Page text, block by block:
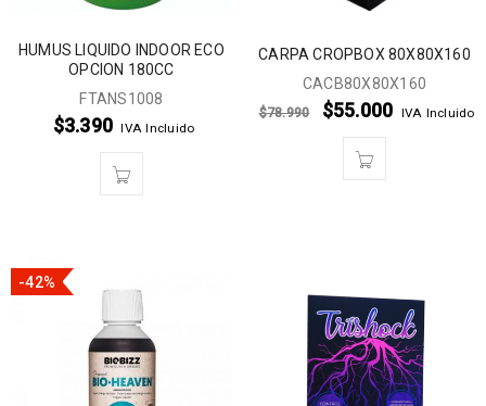
HUMUS LIQUIDO INDOOR ECO
OPCION 180CC
FTANS1008
$3.390 IVA Incluido
CARPA CROPBOX 80X80X160
CACB80X80X160
$78.990 $55.000 IVA Incluido
-42%